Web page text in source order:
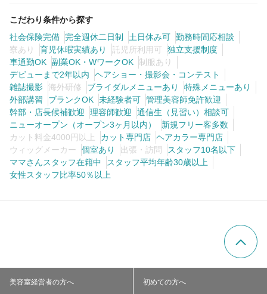
こだわり条件から探す
社会保険完備
完全週休二日制 土日休み可 勤務時間応相談
寮あり
育児休暇実績あり 託児所利用可
独立支援制度
車通勤OK 副業OK・WワークOK 制服あり
デビューまで2年以内
ヘアショー・撮影会・コンテスト
雑誌撮影 海外研修 ブライダルメニューあり
特殊メニューあり
外部講習
ブランクOK 未経験者可 管理美容師免許歓迎
幹部・店長候補歓迎
理容師歓迎
通信生（見習い）相談可
ニューオープン（オープン3ヶ月以内）
新規フリー客多数
カット料金4000円以上
カット専門店 ヘアカラー専門店
ウィッグメーカー
個室あり 出張・訪問
スタッフ10名以下
ママさんスタッフ在籍中
スタッフ平均年齢30歳以上
女性スタッフ比率50％以上
美容室経営者の方へ 初めての方へ